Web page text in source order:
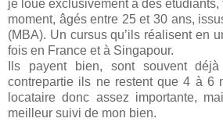
je loue exclusivement à des
moment, âgés entre 25 et 30 ans,
(MBA). Un cursus qu’ils réalisent en
fois en France et à Singapour.
Ils payent bien, sont souvent
contrepartie ils ne restent que 4 à 6
locataire donc assez importante,
meilleur suivi de mon bien.